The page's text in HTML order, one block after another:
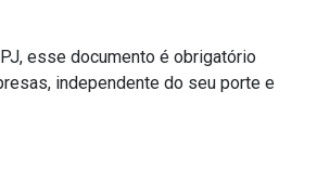
esse documento é obrigatório
independente do seu porte e